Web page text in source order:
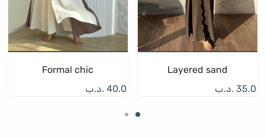
Layered sand
35.0 .د.ب
Formal chic
40.0 .د.ب